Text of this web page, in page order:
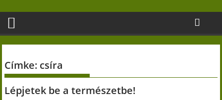
content
Címke: csíra
Lépjetek be a természetbe!